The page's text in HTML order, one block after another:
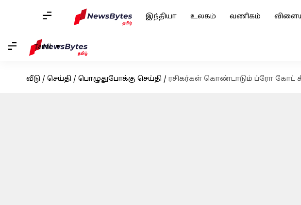
இந்தியா உலகம் வணிகம்
Tamil
வீடு / செய்தி / பொழுதுபோக்கு செய்தி / ரசிகர்கள் கொண்டாடும் ப்ரோ கோட்